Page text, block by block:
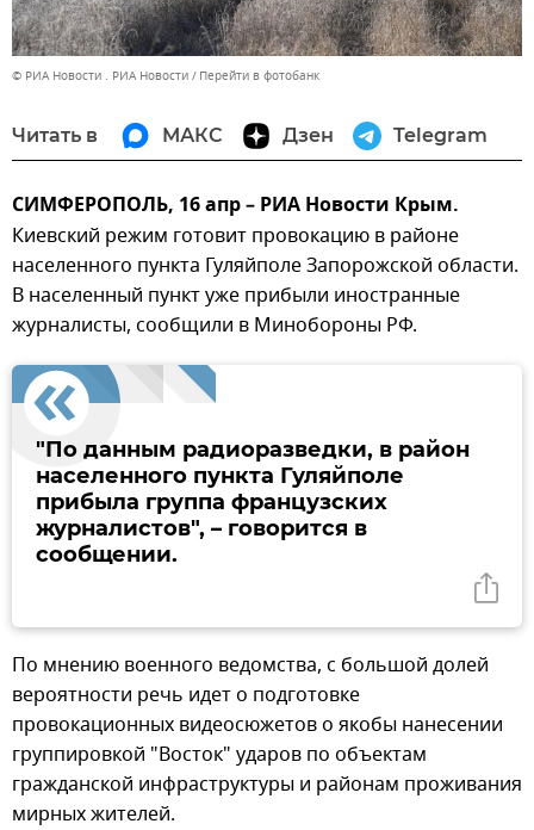
© РИА Новости . РИА Новости Перейти в фотобанк
Читать в МАКС Дзен Telegram
СИМФЕРОПОЛЬ, 16 апр – РИА Новости Крым.
Киевский режим готовит провокацию в районе
населенного пункта Гуляйполе Запорожской области.
В населенный пункт уже прибыли иностранные
журналисты, сообщили в Минобороны РФ.
"По данным радиоразведки, в район
населенного пункта Гуляйполе
прибыла группа французских
журналистов", – говорится в
сообщении.
По мнению военного ведомства, с большой долей
вероятности речь идет о подготовке
провокационных видеосюжетов о якобы нанесении
группировкой "Восток" ударов по объектам
гражданской инфраструктуры и районам проживания
мирных жителей.